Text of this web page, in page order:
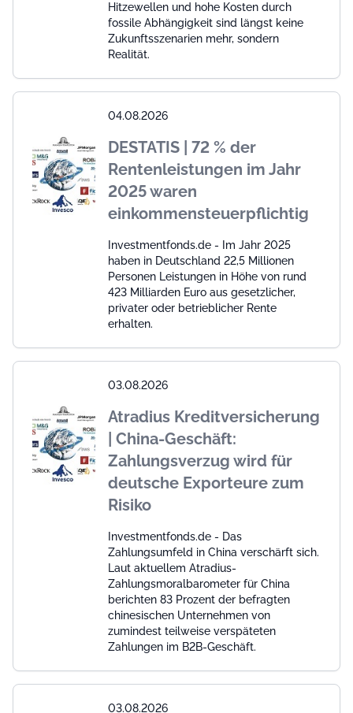
Hitzewellen und hohe Kosten durch
fossile Abhängigkeit sind längst keine
Zukunftsszenarien mehr, sondern
Realität.
04.08.2026
DESTATIS | 72 % der
Rentenleistungen im Jahr
2025 waren
einkommensteuerpflichtig
Investmentfonds.de - Im Jahr 2025
haben in Deutschland 22,5 Millionen
Personen Leistungen in Höhe von rund
423 Milliarden Euro aus gesetzlicher,
privater oder betrieblicher Rente
erhalten.
03.08.2026
Atradius Kreditversicherung
| China-Geschäft:
Zahlungsverzug wird für
deutsche Exporteure zum
Risiko
Investmentfonds.de - Das
Zahlungsumfeld in China verschärft sich.
Laut aktuellem Atradius-
Zahlungsmoralbarometer für China
berichten 83 Prozent der befragten
chinesischen Unternehmen von
zumindest teilweise verspäteten
Zahlungen im B2B-Geschäft.
03.08.2026